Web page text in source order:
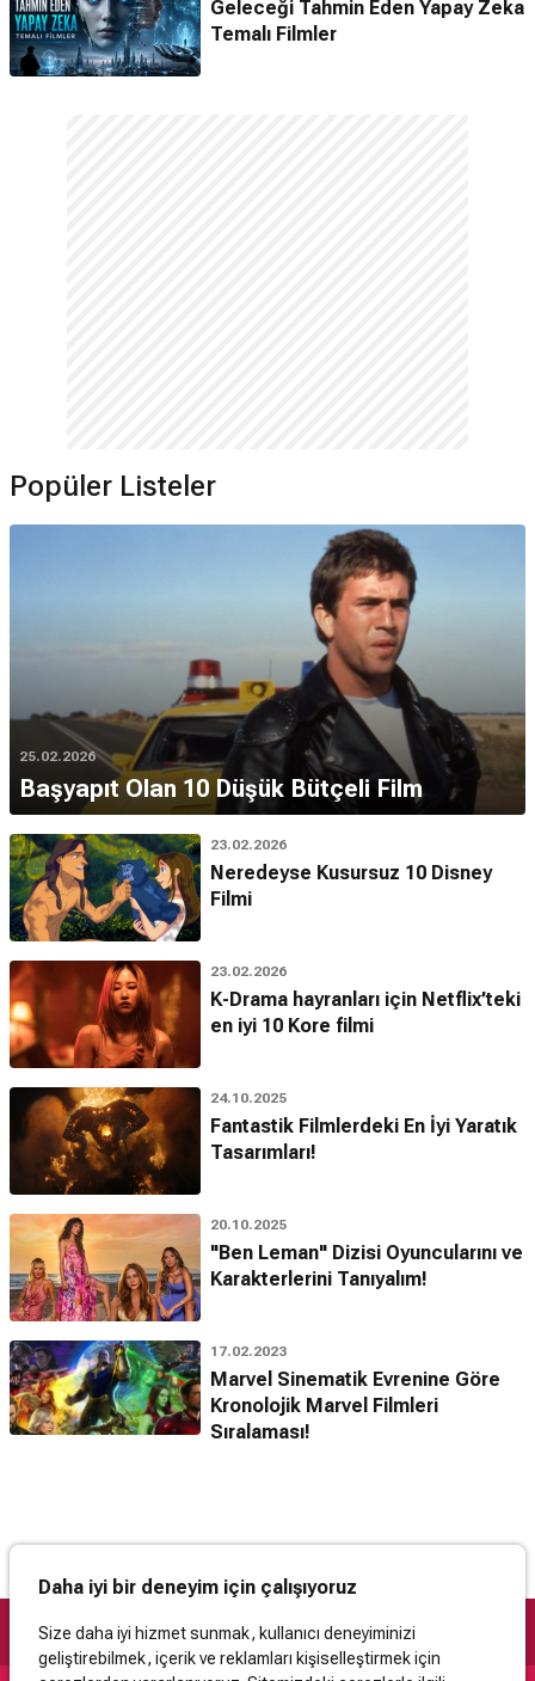
Geleceği Tahmin Eden Yapay Zeka
Temalı Filmler
Popüler Listeler
25.02.2026
Başyapıt Olan 10 Düşük Bütçeli Film
23.02.2026
Neredeyse Kusursuz 10 Disney
Filmi
23.02.2026
K-Drama hayranları için Netflix’teki
en iyi 10 Kore filmi
24.10.2025
Fantastik Filmlerdeki En İyi Yaratık
Tasarımları!
20.10.2025
"Ben Leman" Dizisi Oyuncularını ve
Karakterlerini Tanıyalım!
17.02.2023
Marvel Sinematik Evrenine Göre
Kronolojik Marvel Filmleri
Sıralaması!
Daha iyi bir deneyim için çalışıyoruz
Size daha iyi hizmet sunmak, kullanıcı deneyiminizi
geliştirebilmek, içerik ve reklamları kişiselleştirmek için